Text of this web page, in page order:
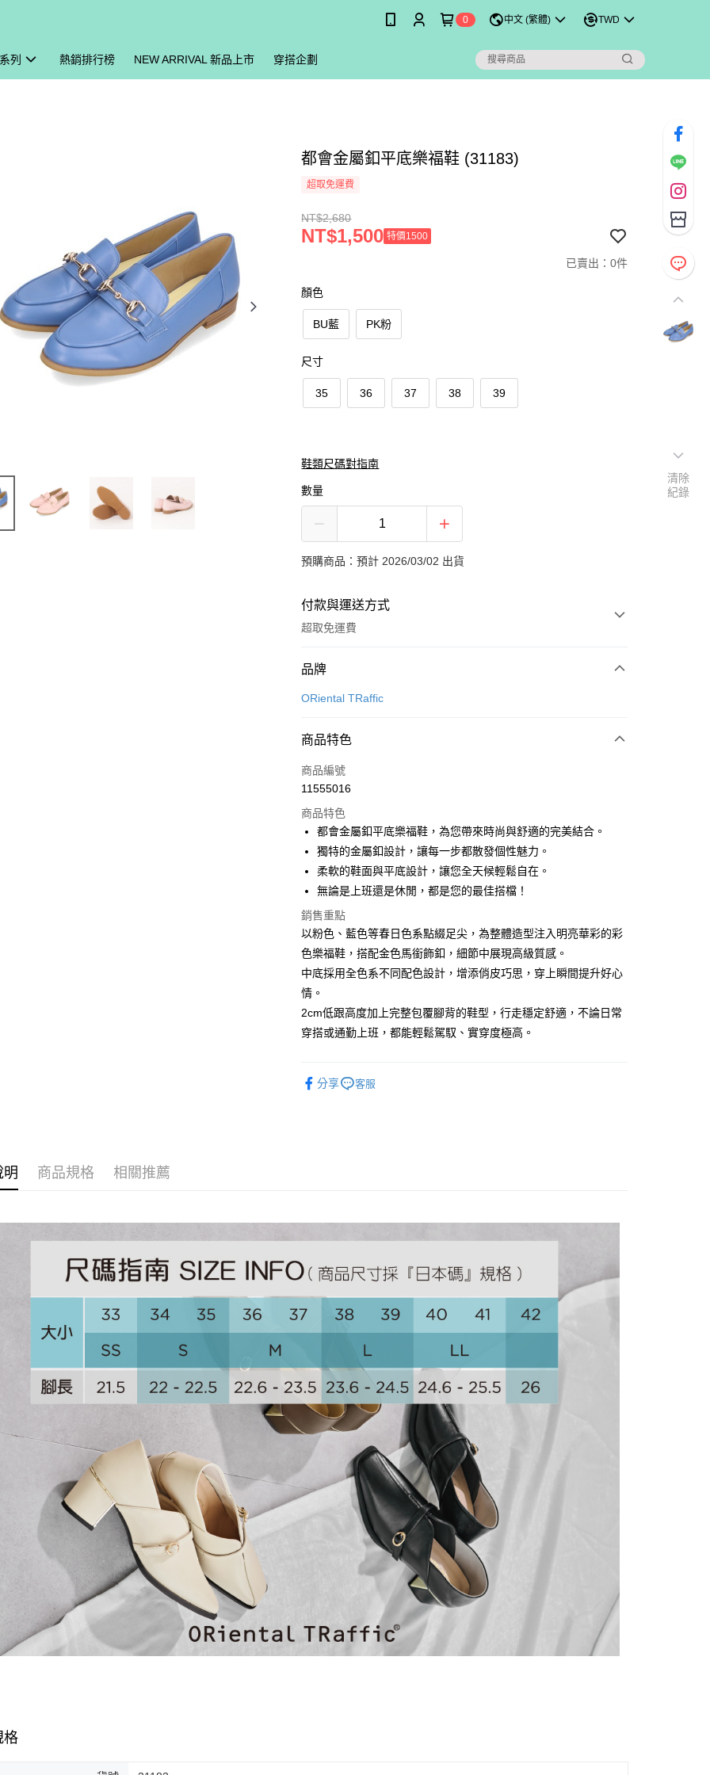
0 中文 (繁體) TWD
列 熱銷排行榜 NEW ARRIVAL 新品上市 穿搭企劃
都會金屬釦平底樂福鞋 (31183)
超取免運費
NT$2,680
NT$1,500 特價1500
已賣出：0件
顏色
BU藍 PK粉
尺寸
35 36 37 38 39
鞋類尺碼對指南
數量
預購商品：預計 2026/03/02 出貨
付款與運送方式
超取免運費
付款方式
信用卡一次付款
合作金庫商業銀行
華南商業銀行
上海商業儲蓄銀行
國泰世華商業銀行
兆豐國際商業銀行
臺灣中小企業銀行
台中商業銀行
聯邦商業銀行
遠東國際商業銀行
元大商業銀行
永豐商業銀行
玉山商業銀行
台新國際商業銀行
中國信託商業銀行
6 期 0 利率 每期
華南商業銀行
上海商業儲蓄銀行
台北富邦商業銀行
國泰世華商業銀行
兆豐國際商業銀行
臺灣中小企業銀行
台中商業銀行
匯豐（台灣）商業銀行
華泰商業銀行
元大商業銀行
玉山商業銀行
星展（台灣）商業銀行
台新國際商業銀行
中國信託商業銀行
台灣樂天信用卡公司
合作金庫商業銀行
第一商業銀行
華南商業銀行
彰化商業銀行
上海商業儲蓄銀行
台北富邦商業銀行
國泰世華商業銀行
兆豐國際商業銀行
臺灣中小企業銀行
台中商業銀行
聯邦商業銀行
元大商業銀行
永豐商業銀行
玉山商業銀行
星展（台灣）商業銀行
台新國際商業銀行
中國信託商業銀行
24 期 0 利率 每期
合作金庫商業銀行
第一商業銀行
華南商業銀行
彰化商業銀行
上海商業儲蓄銀行
台北富邦商業銀行
兆豐國際商業銀行
臺灣中小企業銀行
台中商業銀行
華泰商業銀行
聯邦商業銀行
遠東國際商業銀行
元大商業銀行
星展（台灣）商業銀行
台新國際商業銀行
30 期 0 利率 每期 NT$89
合作金庫商業銀行
彰化商業銀行
華泰商業銀行
聯邦商業銀行
台新國際商業銀行
LINE Pay
街口支付
悠遊付
Google Pay
全盈+PAY
【大哥付你分期使用說明】
醒簡訊。
帳／街口支付／iPASS MONEY」等通路繳費。
【注意事項】
1.本服務係由「台灣大哥大股份有限公司」（以下簡稱本公司）所提供，讓
2.基於同意付款使用「大哥付你分期」之契約關係目的，商店將以您的個人
資料（包含姓名、電話或地址）提供予台灣大哥大進項蒐集、處理及利
用，由本公司與您本人進行分期帳單所需資料之確認、核對及更正。
１．於結帳方式選擇「AFTEE先享後付」後，將跳轉至「AFTEE先享後
２．訂單成立數日內，您將收到繳費通知簡訊。
３．收到繳費通知簡訊後14天內，點擊此簡訊中的連結，可透過四大超商
／ATM／網路銀行／等多元方式進行付款，方視為交易完成。
※ 請注意：結帳手續完成當下不需立刻繳費，但若您需要取消訂單，請聯
先享後付繳納相關費用。
※ 交易是否成功請以「AFTEE先享後付 」之結帳頁面顯示為準，若有關於
是否繳費成功／繳費後需取消欲退款等相關疑問，請聯繫「AFTEE先享後
付客戶支援中心」https://netprotections.freshdesk.com/support/home
【注意事項】
１．透過由恩沛科技股份有限公司提供之「AFTEE先享後付」服務完成之
交易，需依本服務之必要範圍內提供個人資料，並將交易相關給付款項請
求債權轉讓予恩沛科技股份有限公司。
２．關於個人資料處理事宜，請瀏覽以下網址：
https://aftee.tw/terms/#terms3
３．未成年的使用者請事先徵得法定代理人或監護人之同意方可使用
「AFTEE先享後付」，若未經同意申辦者引起之損失，本公司不負相關責
４．使用「AFTEE先享後付」時，將依據個別帳號之用戶狀況，依本公司
即時審查核予不同之上限額度；若仍有額度不足之情形，本公司將視審查
結果請求用戶進行身份認證。
５．嚴禁一人註冊多個帳號或使用他人資訊註冊。若發現惡意使用之情
形，恩沛科技股份有限公司將有權停止該用戶之使用額度並採取法律行
付款後全家取貨
免運費
付款後萊爾富取貨
免運費
付款後7-11取貨
免運費
宅配-離島
免運費
付款後門市自取
免運費
品牌
ORiental TRaffic
商品特色
商品編號
11555016
商品特色
都會金屬釦平底樂福鞋，為您帶來時尚與舒適的完美結合。
獨特的金屬釦設計，讓每一步都散發個性魅力。
柔軟的鞋面與平底設計，讓您全天候輕鬆自在。
無論是上班還是休閒，都是您的最佳搭檔！
銷售重點
以粉色、藍色等春日色系點綴足尖，為整體造型注入明亮華彩的彩
色樂福鞋，搭配金色馬銜飾釦，細節中展現高級質感。
中底採用全色系不同配色設計，增添俏皮巧思，穿上瞬間提升好心
情。
2cm低跟高度加上完整包覆腳背的鞋型，行走穩定舒適，不論日常
穿搭或通勤上班，都能輕鬆駕馭、實穿度極高。
分享 客服
明 商品規格 相關推薦
格
清除
紀錄